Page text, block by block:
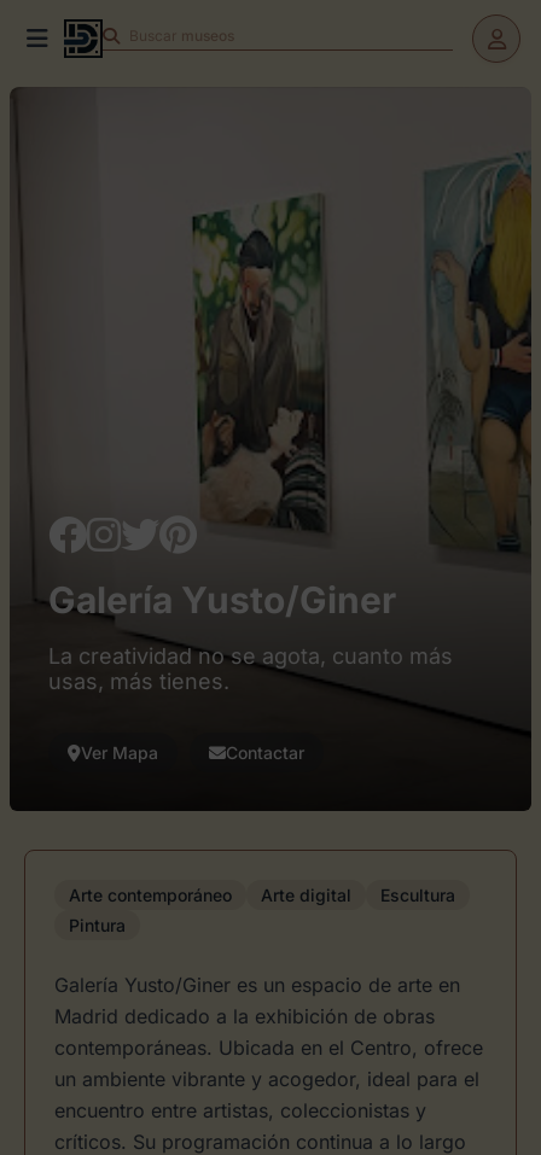
Buscar museos
Galería Yusto/Giner
La creatividad no se agota, cuanto más
usas, más tienes.
Ver Mapa Contactar
Arte contemporáneo Arte digital
Escultura
Pintura
Galería Yusto/Giner es un espacio de arte en
Madrid dedicado a la exhibición de obras
contemporáneas. Ubicada en el Centro, ofrece
un ambiente vibrante y acogedor, ideal para el
encuentro entre artistas, coleccionistas y
críticos. Su programación continua a lo largo